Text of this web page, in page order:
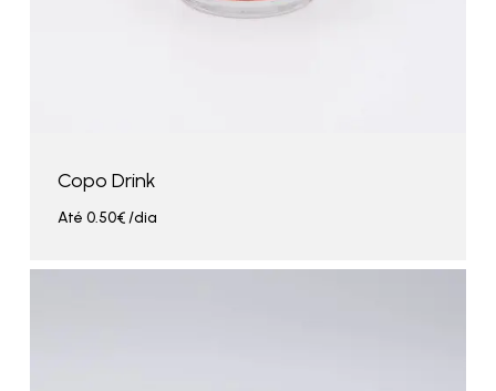
Copo Drink
Até 0.50€/dia